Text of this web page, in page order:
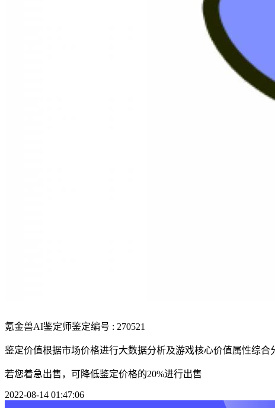
氪金兽AI鉴定师鉴定编号 : 270521
鉴定价值根据市场价格进行大数据分析及游戏核心价值属性综合
若您着急出售，可降低鉴定价格的20%进行出售
2022-08-14 01:47:06